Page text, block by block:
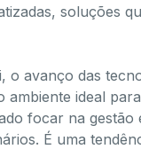
soluções
o avanço das
ideal
focar na gestão
É uma